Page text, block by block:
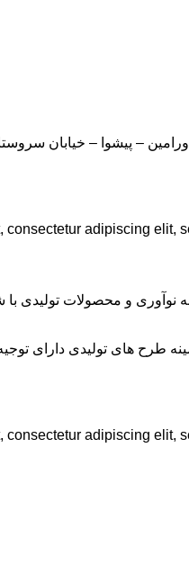
consectetur adipiscing elit,
نوآوری و محصولات
های تولیدی دارای
consectetur adipiscing elit,